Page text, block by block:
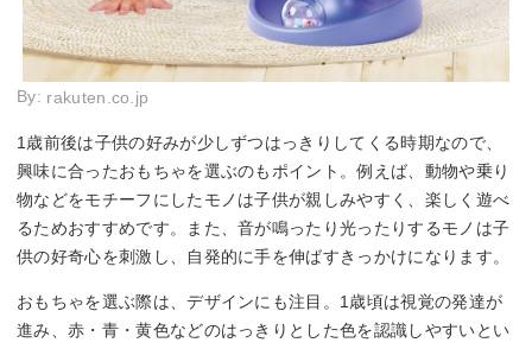
By: rakuten.co.jp
1歳前後は子供の好みが少しずつはっきりしてくる時期なので、
興味に合ったおもちゃを選ぶのもポイント。例えば、動物や乗り
物などをモチーフにしたモノは子供が親しみやすく、楽しく遊べ
るためおすすめです。また、音が鳴ったり光ったりするモノは子
供の好奇心を刺激し、自発的に手を伸ばすきっかけになります。
おもちゃを選ぶ際は、デザインにも注目。1歳頃は視覚の発達が
進み、赤・青・黄色などのはっきりとした色を認識しやすいとい